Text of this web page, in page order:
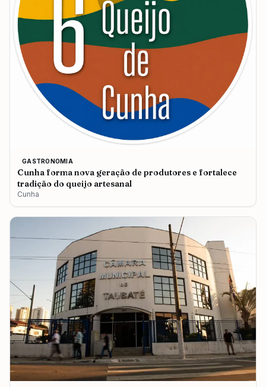
GASTRONOMIA
Cunha forma nova geração de produtores e fortalece
tradição do queijo artesanal
Cunha